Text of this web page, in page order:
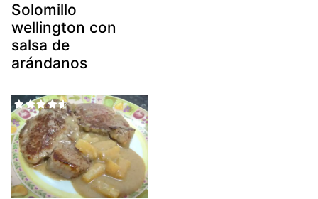
Solomillo
wellington con
salsa de
arándanos